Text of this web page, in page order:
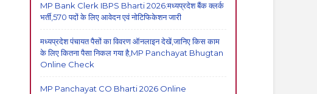
MP Bank Clerk IBPS Bharti 2026:मध्यप्रदेश बैंक क्लर्क
भर्ती,570 पदों के लिए आवेदन एवं नोटिफिकेशन जारी
मध्यप्रदेश पंचायत पैसों का विवरण ऑनलाइन देखें,जानिए किस काम
के लिए कितना पैसा निकल गया है,MP Panchayat Bhugtan
Online Check
MP Panchayat CO Bharti 2026 Online